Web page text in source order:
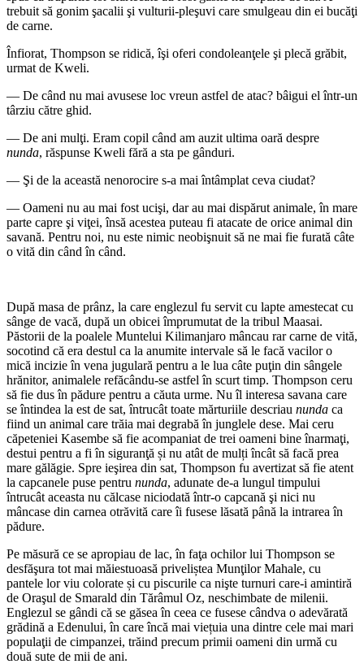
trebuit să gonim şacalii şi vulturii-pleşuvi care smulgeau din ei bucăţi
de carne.
Înfiorat, Thompson se ridică, îşi oferi condoleanţele şi plecă grăbit,
urmat de Kweli.
— De când nu mai avusese loc vreun astfel de atac? bâigui el într-un
târziu către ghid.
— De ani mulţi. Eram copil când am auzit ultima oară despre
nunda, răspunse Kweli fără a sta pe gânduri.
— Şi de la această nenorocire s-a mai întâmplat ceva ciudat?
— Oameni nu au mai fost ucişi, dar au mai dispărut animale, în mare
parte capre şi viţei, însă acestea puteau fi atacate de orice animal din
savană. Pentru noi, nu este nimic neobişnuit să ne mai fie furată câte
o vită din când în când.
După masa de prânz, la care englezul fu servit cu lapte amestecat cu
sânge de vacă, după un obicei împrumutat de la tribul Maasai.
Păstorii de la poalele Muntelui Kilimanjaro mâncau rar carne de vită,
socotind că era destul ca la anumite intervale să le facă vacilor o
mică incizie în vena jugulară pentru a le lua câte puţin din sângele
hrănitor, animalele refăcându-se astfel în scurt timp. Thompson ceru
să fie dus în pădure pentru a căuta urme. Nu îl interesa savana care
se întindea la est de sat, întrucât toate mărturiile descriau nunda ca
fiind un animal care trăia mai degrabă în junglele dese. Mai ceru
căpeteniei Kasembe să fie acompaniat de trei oameni bine înarmaţi,
destui pentru a fi în siguranţă și nu atât de mulți încât să facă prea
mare gălăgie. Spre ieşirea din sat, Thompson fu avertizat să fie atent
la capcanele puse pentru nunda, adunate de-a lungul timpului
întrucât aceasta nu călcase niciodată într-o capcană şi nici nu
mâncase din carnea otrăvită care îi fusese lăsată până la intrarea în
pădure.
Pe măsură ce se apropiau de lac, în faţa ochilor lui Thompson se
desfăşura tot mai măiestuoasă priveliștea Munţilor Mahale, cu
pantele lor viu colorate și cu piscurile ca nişte turnuri care-i amintiră
de Oraşul de Smarald din Tărâmul Oz, neschimbate de milenii.
Englezul se gândi că se găsea în ceea ce fusese cândva o adevărată
grădină a Edenului, în care încă mai viețuia una dintre cele mai mari
populaţii de cimpanzei, trăind precum primii oameni din urmă cu
două sute de mii de ani.